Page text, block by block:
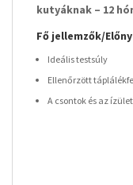
kutyáknak – 12
Fő jellemzők/
Ideális testsúly
Ellenőrzött
A csontok és az